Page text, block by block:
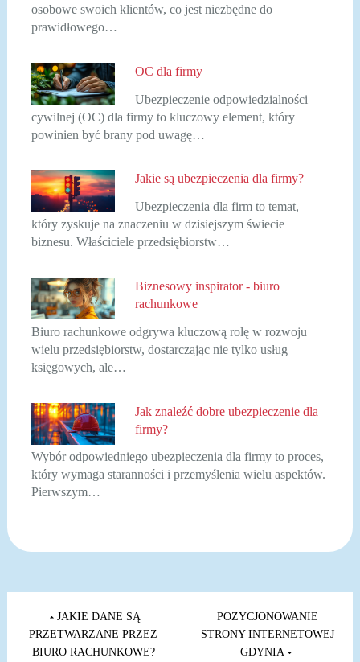
osobowe swoich klientów, co jest niezbędne do
prawidłowego…
OC dla firmy
Ubezpieczenie odpowiedzialności
cywilnej (OC) dla firmy to kluczowy element, który
powinien być brany pod uwagę…
Jakie są ubezpieczenia dla firmy?
Ubezpieczenia dla firm to temat,
który zyskuje na znaczeniu w dzisiejszym świecie
biznesu. Właściciele przedsiębiorstw…
Biznesowy inspirator - biuro
rachunkowe
Biuro rachunkowe odgrywa kluczową rolę w rozwoju
wielu przedsiębiorstw, dostarczając nie tylko usług
księgowych, ale…
Jak znaleźć dobre ubezpieczenie dla
firmy?
Wybór odpowiedniego ubezpieczenia dla firmy to proces,
który wymaga staranności i przemyślenia wielu aspektów.
Pierwszym…
Nawigacja
wpisuJAKIE DANE SĄ
PRZETWARZANE PRZEZ
BIURO RACHUNKOWE?
POZYCJONOWANIE
STRONY INTERNETOWEJ
GDYNIA